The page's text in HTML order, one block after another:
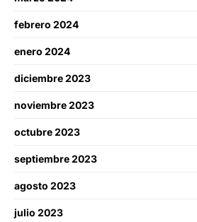
febrero 2024
enero 2024
diciembre 2023
noviembre 2023
octubre 2023
septiembre 2023
agosto 2023
julio 2023